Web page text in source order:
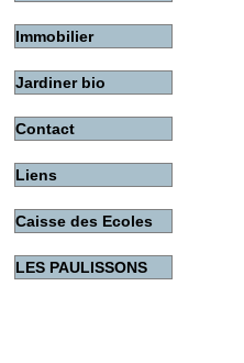
Immobilier
Jardiner bio
Contact
Liens
Caisse des Ecoles
LES PAULISSONS